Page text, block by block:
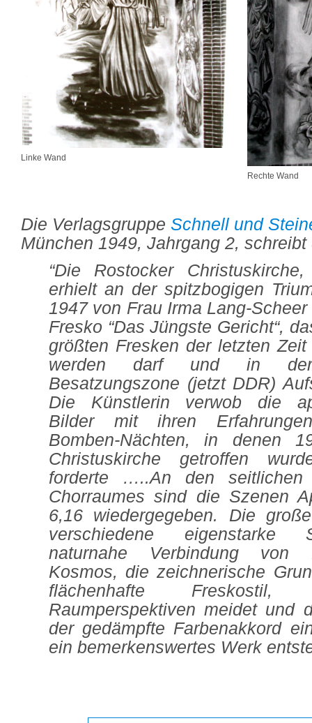
Linke Wand
Rechte Wand
Die Verlagsgruppe Schnell und
München 1949, Jahrgang 2, schreibt
“Die Rostocker
erhielt an der spitzbogigen
1947 von Frau Irma Lang-
Fresko “Das Jüngste Gericht“,
größten Fresken der letzten Zeit
werden darf und in der
Besatzungszone (jetzt DDR)
Die Künstlerin verwob die
Bilder mit ihren
Bomben-Nächten, in denen
Christuskirche getroffen
forderte …..An den seitlichen
Chorraumes sind die Szenen
6,16 wiedergegeben. Die
verschiedene eigenstarke
naturnahe Verbindung von
Kosmos, die zeichnerische
flächenhafte
Raumperspektiven meidet und
der gedämpfte Farbenakkord
ein bemerkenswertes Werk